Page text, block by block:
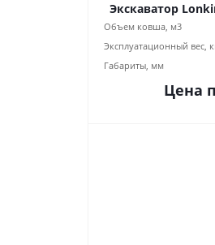
Экскаватор
Объем ковша, м3
Эксплуатационный вес,
Габариты, мм
Цена